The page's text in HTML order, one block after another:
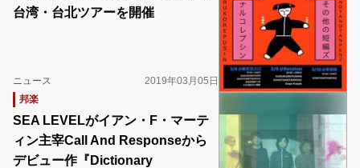
台湾・台北ツアーを開催
ニュース
2019年03月05日
邦楽
SEA LEVELがイアン・F・マーテ
ィン主宰Call And Responseから
デビュー作『Dictionary